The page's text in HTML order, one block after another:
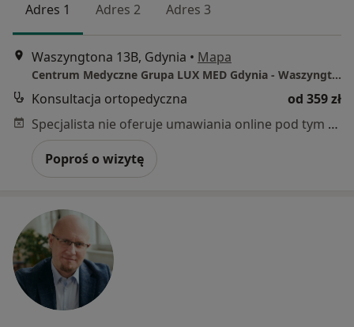
Adres 1 Adres 2 Adres 3
Waszyngtona 13B, Gdynia • Mapa
Centrum Medyczne Grupa LUX MED Gdynia - Waszyngtona 13B
Konsultacja ortopedyczna
od 359 zł
Specjalista nie oferuje umawiania online pod tym adresem.
Poproś o wizytę